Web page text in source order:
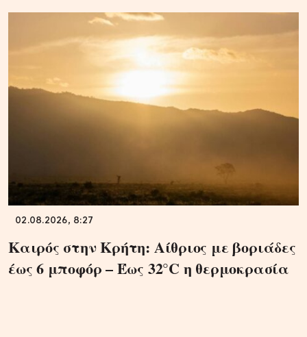
02.08.2026, 8:27
Καιρός στην Κρήτη: Αίθριος με βοριάδες
έως 6 μποφόρ – Έως 32°C η θερμοκρασία